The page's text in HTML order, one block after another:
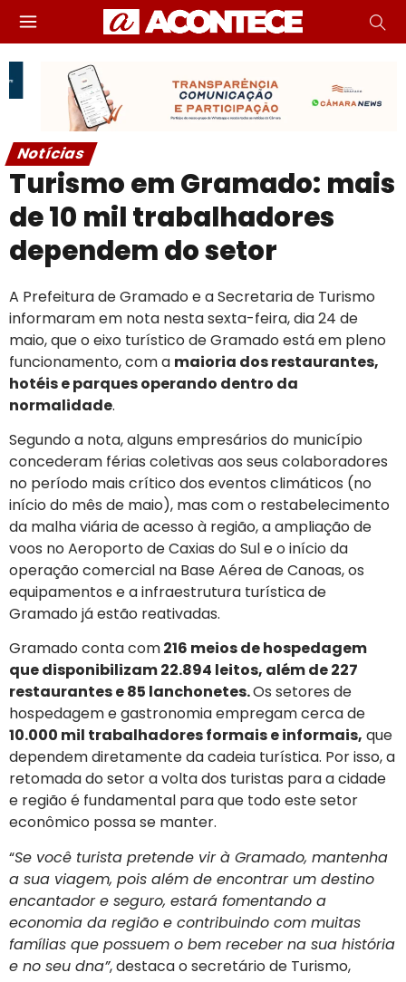
Notícias
Turismo em Gramado: mais
de 10 mil trabalhadores
dependem do setor
A Prefeitura de Gramado e a Secretaria de Turismo
informaram em nota nesta sexta-feira, dia 24 de
maio, que o eixo turístico de Gramado está em pleno
funcionamento, com a maioria dos restaurantes,
hotéis e parques operando dentro da
normalidade.
Segundo a nota, alguns empresários do município
concederam férias coletivas aos seus colaboradores
no período mais crítico dos eventos climáticos (no
início do mês de maio), mas com o restabelecimento
da malha viária de acesso à região, a ampliação de
voos no Aeroporto de Caxias do Sul e o início da
operação comercial na Base Aérea de Canoas, os
equipamentos e a infraestrutura turística de
Gramado já estão reativadas.
Gramado conta com216 meios de hospedagem
que disponibilizam 22.894 leitos, além de 227
restaurantes e 85 lanchonetes.Os setores de
hospedagem e gastronomia empregam cerca de
10.000 mil trabalhadores formais e informais, que
dependem diretamente da cadeia turística. Por isso, a
retomada do setor a volta dos turistas para a cidade
e região é fundamental para que todo este setor
econômico possa se manter.
“Se você turista pretende vir à Gramado, mantenha
a sua viagem, pois além de encontrar um destino
encantador e seguro, estará fomentando a
economia da região e contribuindo com muitas
famílias que possuem o bem receber na sua história
e no seu dna”, destaca o secretário de Turismo,